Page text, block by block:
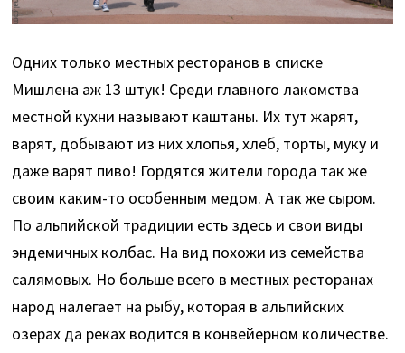
Одних только местных ресторанов в списке
Мишлена аж 13 штук! Среди главного лакомства
местной кухни называют каштаны. Их тут жарят,
варят, добывают из них хлопья, хлеб, торты, муку и
даже варят пиво! Гордятся жители города так же
своим каким-то особенным медом. А так же сыром.
По альпийской традиции есть здесь и свои виды
эндемичных колбас. На вид похожи из семейства
салямовых. Но больше всего в местных ресторанах
народ налегает на рыбу, которая в альпийских
озерах да реках водится в конвейерном количестве.